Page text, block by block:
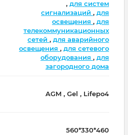
, для систем
сигнализаций , для
освещения , для
телекоммуникационных
сетей , для аварийного
освещения , для сетевого
оборудования , для
загородного дома
AGM , Gel , Lifepo4
560*330*460